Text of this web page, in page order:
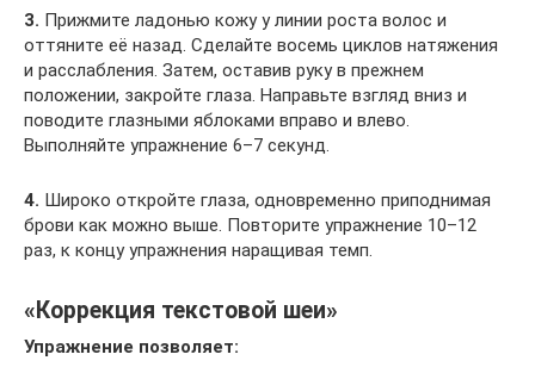
3. Прижмите ладонью кожу у линии роста волос и
оттяните её назад. Сделайте восемь циклов натяжения
и расслабления. Затем, оставив руку в прежнем
положении, закройте глаза. Направьте взгляд вниз и
поводите глазными яблоками вправо и влево.
Выполняйте упражнение 6–7 секунд.
4. Широко откройте глаза, одновременно приподнимая
брови как можно выше. Повторите упражнение 10–12
раз, к концу упражнения наращивая темп.
«Коррекция текстовой шеи»
Упражнение позволяет: